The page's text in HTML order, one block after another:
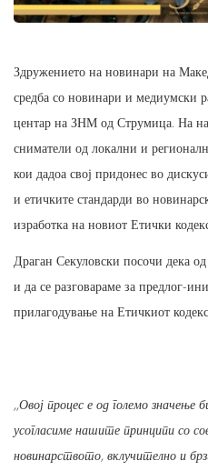
Здружението на новинари на
средба со новинари и медиумски
центар на ЗНМ од Струмица. На
сниматели од локални и
кои дадоа свој придонес во
и етичките стандарди во
изработка на новиот Етички
Драган Секуловски посочи дека
и да се разговараме за предлог-
прилагодување на Етичкиот
,,Овој процес е од големо
усогласиме нашите принципи со
новинарството, вклучително и